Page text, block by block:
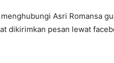
Asri Romansa
dikirimkan pesan lewat